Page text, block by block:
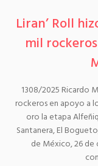
Liran’ Roll
mil
1308/2025 Ricardo
rockeros en apoyo a
oro la etapa
Santanera, El
de México, 26 de